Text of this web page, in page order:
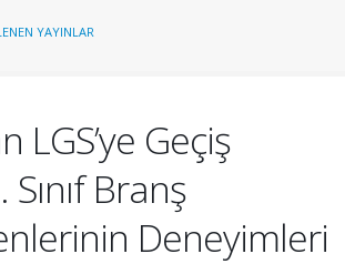
YAYINLAR
LGS’ye Geçiş
Branş
Deneyimleri